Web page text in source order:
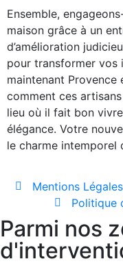
Ensemble,
maison grâce à un
d’amélioration
pour transformer vos
maintenant Provence
comment ces
lieu où il fait bon
élégance. Votre
le charme intemporel
Mentions Légales
Politique
Parmi nos